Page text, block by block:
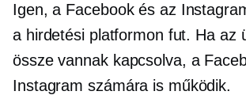
Igen, a Facebook és az
a hirdetési platformon fut. Ha az
össze vannak kapcsolva, a
Instagram számára is működik.